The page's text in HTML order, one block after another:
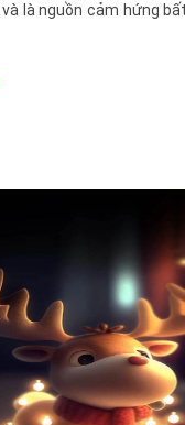
là nguồn cảm hứng